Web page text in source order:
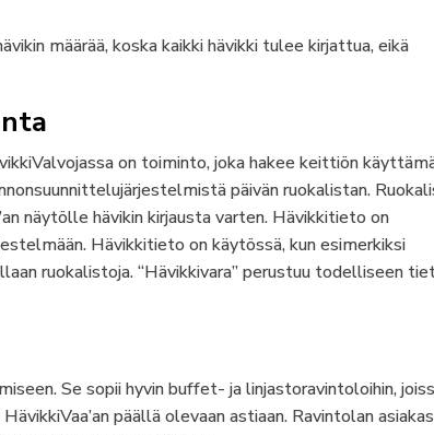
määrää, koska kaikki hävikki tulee kirjattua, eikä
on toiminto, joka hakee keittiön
päivän ruokalistan.
näytölle hävikin kirjausta varten. Hävikkitieto on
Hävikkitieto on käytössä, kun esimerkiksi
ruokalistoja. “Hävikkivara” perustuu todelliseen
Se sopii hyvin buffet- ja linjastoravintoloihin,
päällä olevaan astiaan. Ravintolan asiakas